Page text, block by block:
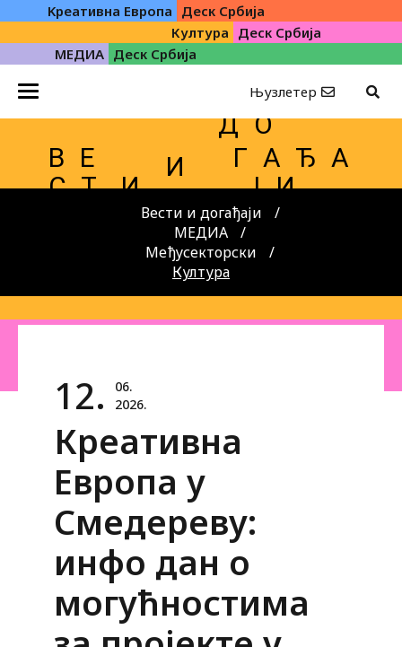
Kреативна Eвропа Деск Србија
Култура Деск Србија
МЕДИА Деск Србија
Њузлетер
Д О
В Е
И
Г А Ђ А
С Т И Ј И
Вести и догађаји
МЕДИА
Међусекторски
Култура
12.
06.
2026.
Креативна
Европа у
Смедереву:
инфо дан о
могућностима